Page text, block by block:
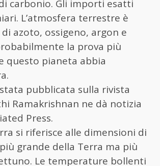
carbonio. Gli importi esatti
L’atmosfera terrestre è
azoto, ossigeno, argon e
la prova più
questo pianeta abbia
pubblicata sulla rivista
Ramakrishnan ne dà notizia
Press.
si riferisce alle dimensioni di
grande della Terra ma più
Le temperature bollenti